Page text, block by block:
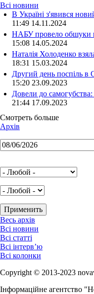
Всі новини
В Україні з'явився
11:49 14.11.2024
НАБУ провело обшуки в
15:08 14.05.2024
Наталія Холоденко
18:31 15.03.2024
Другий день поспіль в
15:20 23.09.2023
Довели до
21:44 17.09.2023
Смотреть больше
Архів
Весь архів
Всі новини
Всі статті
Всі інтерв’ю
Всі колонки
Copyright © 2013-2023
Інформаційне агентство